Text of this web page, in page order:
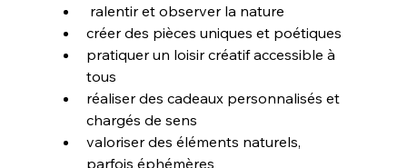
ralentir et observer la nature
créer des pièces uniques et poétiques
pratiquer un loisir créatif accessible à
tous
réaliser des cadeaux personnalisés et
chargés de sens
valoriser des éléments naturels,
parfois éphémères